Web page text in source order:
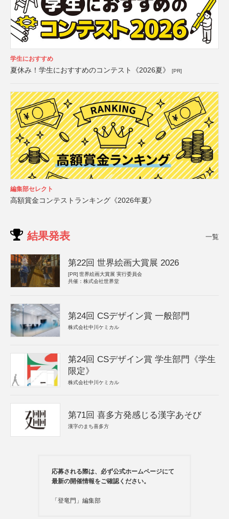
学生におすすめ
夏休み！学生におすすめのコンテスト《2026夏》 [PR]
編集部セレクト
高額賞金コンテストランキング《2026年夏》
結果発表 一覧
第22回 世界絵画大賞展 2026
[PR] 世界絵画大賞展 実行委員会
共催：株式会社世界堂
第24回 CSデザイン賞 一般部門
株式会社中川ケミカル
第24回 CSデザイン賞 学生部門《学生
限定》
株式会社中川ケミカル
第71回 喜多方発感じる漢字あそび
漢字のまち喜多方
応募される際は、必ず公式ホームページにて
最新の開催情報をご確認ください。
「登竜門」編集部